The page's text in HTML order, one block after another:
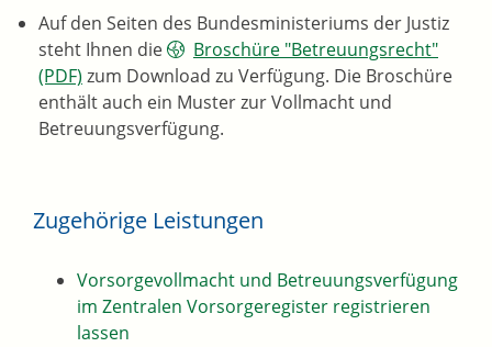
Auf den Seiten des Bundesministeriums der Justiz
steht Ihnen die
Broschüre "Betreuungsrecht"
(PDF) zum Download zu Verfügung. Die Broschüre
enthält auch ein Muster zur Vollmacht und
Betreuungsverfügung.
Zugehörige Leistungen
Vorsorgevollmacht und Betreuungsverfügung
im Zentralen Vorsorgeregister registrieren
lassen